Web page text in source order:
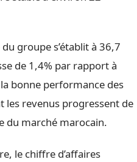
groupe s’établit à 36,7
de 1,4% par rapport à
bonne performance des
les revenus progressent de
du marché marocain.
le chiffre d’affaires